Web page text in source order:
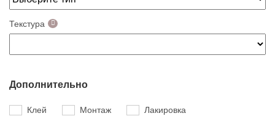
Текстура
Дополнительно
Клей Монтаж Лакировка